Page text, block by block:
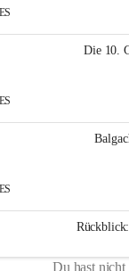
Die 10.
Du hast nicht